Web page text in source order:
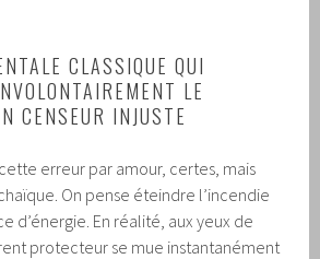
CLASSIQUE QUI
LE
CENSEUR INJUSTE
erreur par amour, certes, mais
On pense éteindre l’incendie
d’énergie. En réalité, aux yeux de
protecteur se mue instantanément